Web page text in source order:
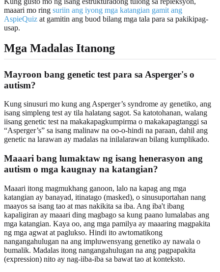
maaari mo ring suriin ang iyong mga katangian gamit ang
AspieQuiz at gamitin ang buod bilang mga tala para sa pakikipag-
usap.
Mga Madalas Itanong
Mayroon bang genetic test para sa Asperger's o
autism?
Kung sinusuri mo kung ang Asperger’s syndrome ay genetiko, ang
isang simpleng test ay tila halatang sagot. Sa katotohanan, walang
iisang genetic test na makakapagkumpirma o makakapagtanggi sa
“Asperger’s” sa isang malinaw na oo-o-hindi na paraan, dahil ang
genetic na larawan ay madalas na inilalarawan bilang kumplikado.
Maaari bang lumaktaw ng isang henerasyon ang
autism o mga kaugnay na katangian?
Maaari itong magmukhang ganoon, lalo na kapag ang mga
katangian ay banayad, itinatago (masked), o sinusuportahan nang
maayos sa isang tao at mas nakikita sa iba. Ang iba't ibang
kapaligiran ay maaari ding magbago sa kung paano lumalabas ang
mga katangian. Kaya oo, ang mga pamilya ay maaaring magpakita
ng mga agwat at paglukso. Hindi ito awtomatikong
nangangahulugan na ang impluwensyang genetiko ay nawala o
bumalik. Madalas itong nangangahulugan na ang pagpapakita
(expression) nito ay nag-iiba-iba sa bawat tao at konteksto.